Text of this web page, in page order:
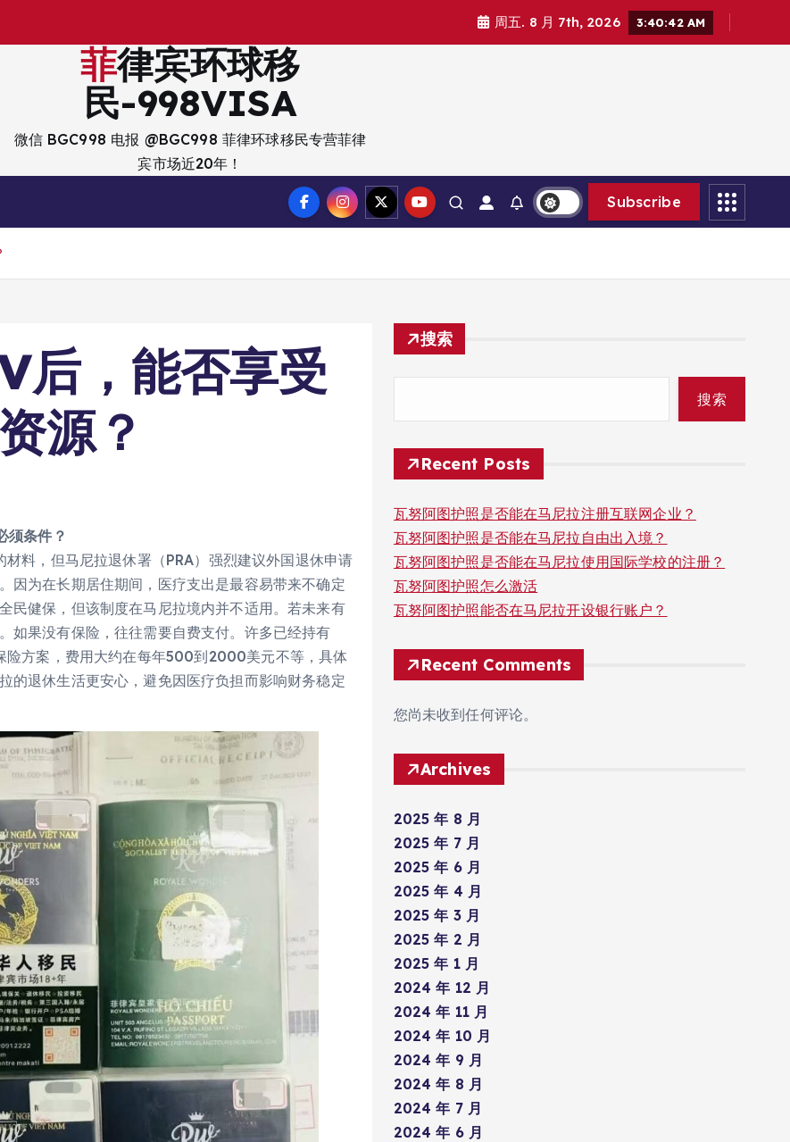
周五. 8 月 7th, 2026 3:40:43 AM
菲律宾环球移
民-998VISA
微信 BGC998 电报 @BGC998 菲律环球移民专营菲律
宾市场近20年！
Subscribe
后，能否享受
源？
须条件？
料，但马尼拉退休署（PRA）强烈建议外国退休申请
因为在长期居住期间，医疗支出是最容易带来不确定
民健保，但该制度在马尼拉境内并不适用。若未来有
如果没有保险，往往需要自费支付。许多已经持有
险方案，费用大约在每年500到2000美元不等，具体
的退休生活更安心，避免因医疗负担而影响财务稳定
搜索
搜索
Recent Posts
瓦努阿图护照是否能在马尼拉注册互联网企业？
瓦努阿图护照是否能在马尼拉自由出入境？
瓦努阿图护照是否能在马尼拉使用国际学校的注册？
瓦努阿图护照怎么激活
瓦努阿图护照能否在马尼拉开设银行账户？
Recent Comments
您尚未收到任何评论。
Archives
2025 年 8 月
2025 年 7 月
2025 年 6 月
2025 年 4 月
2025 年 3 月
2025 年 2 月
2025 年 1 月
2024 年 12 月
2024 年 11 月
2024 年 10 月
2024 年 9 月
2024 年 8 月
2024 年 7 月
2024 年 6 月